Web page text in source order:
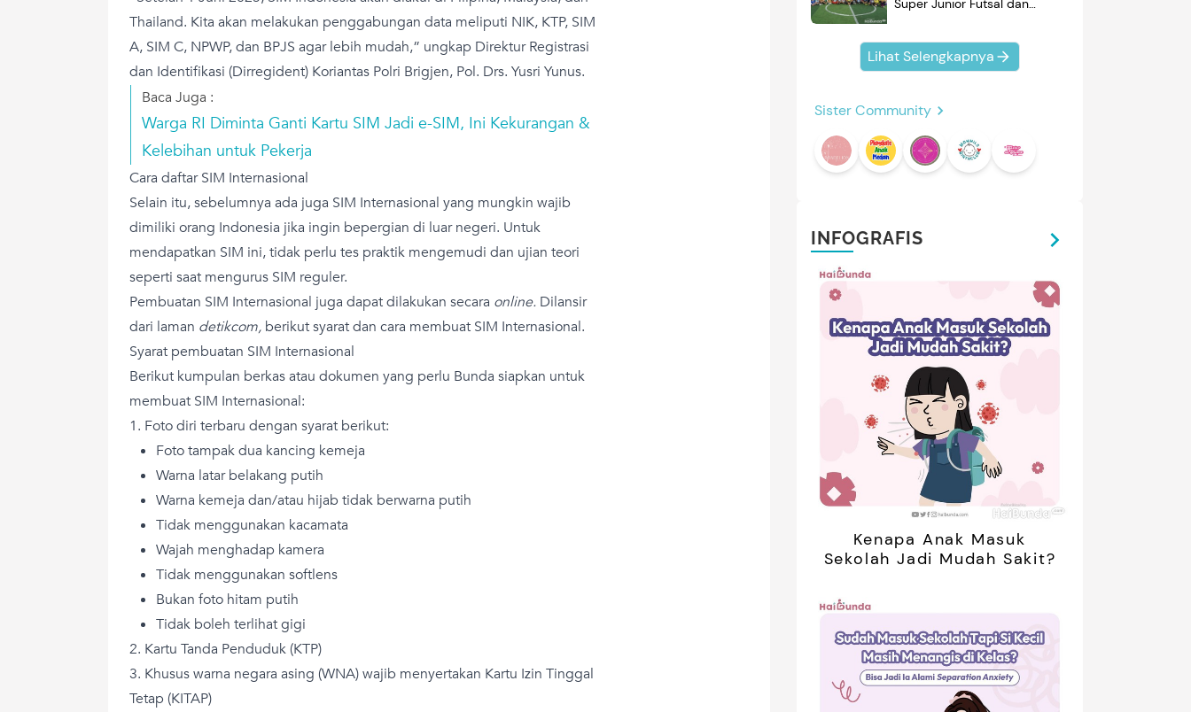
Thailand. Kita akan melakukan penggabungan data meliputi NIK, KTP, SIM
A, SIM C, NPWP, dan BPJS agar lebih mudah,” ungkap Direktur Registrasi
dan Identifikasi (Dirregident) Koriantas Polri Brigjen, Pol. Drs. Yusri Yunus.
Baca Juga :
Warga RI Diminta Ganti Kartu SIM Jadi e-SIM, Ini Kekurangan &
Kelebihan untuk Pekerja
Cara daftar SIM Internasional
Selain itu, sebelumnya ada juga SIM Internasional yang mungkin wajib
dimiliki orang Indonesia jika ingin bepergian di luar negeri. Untuk
mendapatkan SIM ini, tidak perlu tes praktik mengemudi dan ujian teori
seperti saat mengurus SIM reguler.
Pembuatan SIM Internasional juga dapat dilakukan secara online. Dilansir
dari laman detikcom, berikut syarat dan cara membuat SIM Internasional.
Syarat pembuatan SIM Internasional
Berikut kumpulan berkas atau dokumen yang perlu Bunda siapkan untuk
membuat SIM Internasional:
1. Foto diri terbaru dengan syarat berikut:
Foto tampak dua kancing kemeja
Warna latar belakang putih
Warna kemeja dan/atau hijab tidak berwarna putih
Tidak menggunakan kacamata
Wajah menghadap kamera
Tidak menggunakan softlens
Bukan foto hitam putih
Tidak boleh terlihat gigi
2. Kartu Tanda Penduduk (KTP)
3. Khusus warna negara asing (WNA) wajib menyertakan Kartu Izin Tinggal
Tetap (KITAP)
Super Junior Futsal dan
Kompak Banget!
Lihat Selengkapnya
Sister Community
INFOGRAFIS
Kenapa Anak Masuk
Sekolah Jadi Mudah Sakit?